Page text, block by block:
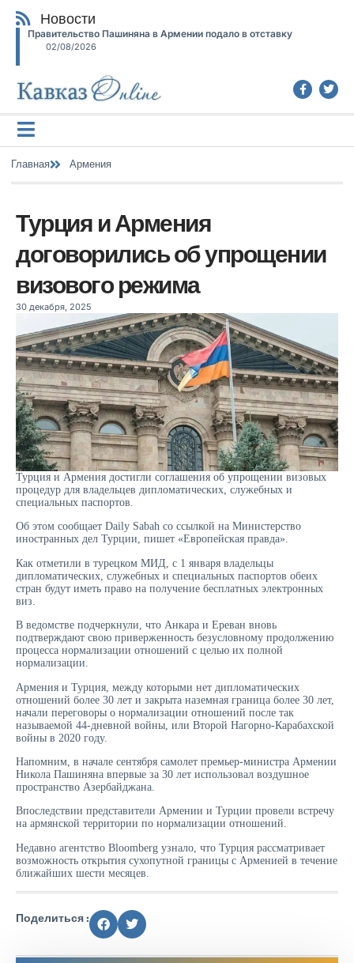
Новости
Правительство Пашиняна в Армении подало в отставку
02/08/2026
Главная Армения
Турция и Армения
договорились об упрощении
визового режима
30 декабря, 2025
Турция и Армения достигли соглашения об упрощении визовых
процедур для владельцев дипломатических, служебных и
специальных паспортов.
Об этом сообщает Daily Sabah со ссылкой на Министерство
иностранных дел Турции, пишет «Европейская правда».
Как отметили в турецком МИД, с 1 января владельцы
дипломатических, служебных и специальных паспортов обеих
стран будут иметь право на получение бесплатных электронных
виз.
В ведомстве подчеркнули, что Анкара и Ереван вновь
подтверждают свою приверженность безусловному продолжению
процесса нормализации отношений с целью их полной
нормализации.
Армения и Турция, между которыми нет дипломатических
отношений более 30 лет и закрыта наземная граница более 30 лет,
начали переговоры о нормализации отношений после так
называемой 44-дневной войны, или Второй Нагорно-Карабахской
войны в 2020 году.
Напомним, в начале сентября самолет премьер-министра Армении
Никола Пашиняна впервые за 30 лет использовал воздушное
пространство Азербайджана.
Впоследствии представители Армении и Турции провели встречу
на армянской территории по нормализации отношений.
Недавно агентство Bloomberg узнало, что Турция рассматривает
возможность открытия сухопутной границы с Арменией в течение
ближайших шести месяцев.
Поделиться :